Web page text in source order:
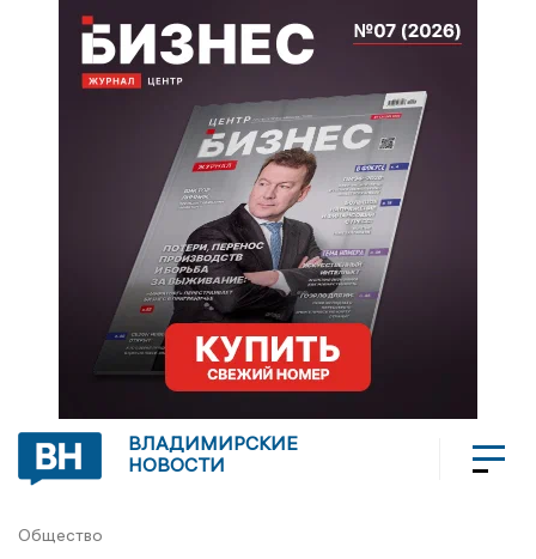
ВЛАДИМИРСКИЕ
НОВОСТИ
Общество